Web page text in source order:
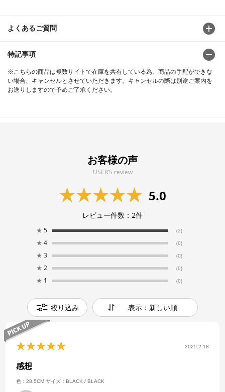
よくあるご質問
特記事項
※こちらの商品は複数サイトで在庫を共有している為、商品の手配ができな
い場合、キャンセルとさせていただきます。キャンセルの際は別途ご案内を
お送りしますので予めご了承ください。
お客様の声
USER’S review
5.0
レビュー件数： 2件
★ 5 (2)
★ 4 (0)
★ 3 (0)
★ 2 (0)
★ 1 (0)
絞り込み 表示：新しい順
2025.2.18
感想
色：28.5CM サイズ：BLACK / BLACK